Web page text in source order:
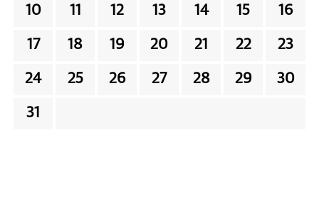
10 11 12 13 14 15 16
17 18 19 20 21 22 23
24 25 26 27 28 29 30
31